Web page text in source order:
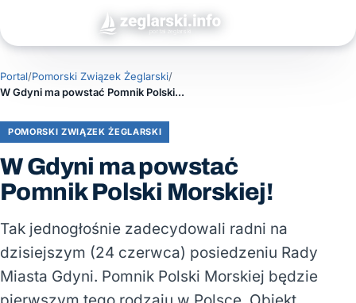
Portal/Pomorski Związek Żeglarski/
W Gdyni ma powstać Pomnik Polski Morskiej!
POMORSKI ZWIĄZEK ŻEGLARSKI
W Gdyni ma powstać
Pomnik Polski Morskiej!
Tak jednogłośnie zadecydowali radni na
dzisiejszym (24 czerwca) posiedzeniu Rady
Miasta Gdyni. Pomnik Polski Morskiej będzie